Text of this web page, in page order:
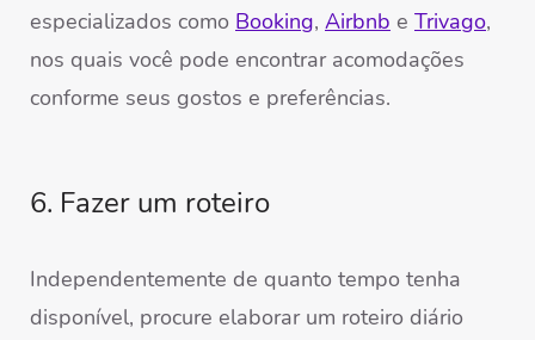
especializados como Booking, Airbnb e Trivago,
nos quais você pode encontrar acomodações
conforme seus gostos e preferências.
6. Fazer um roteiro
Independentemente de quanto tempo tenha
disponível, procure elaborar um roteiro diário